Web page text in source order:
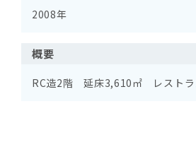
2008年
概要
RC造2階 延床3,610㎡ レストラ